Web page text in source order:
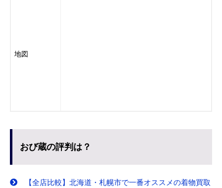
地図
おび蔵の評判は？
【全店比較】北海道・札幌市で一番オススメの着物買取